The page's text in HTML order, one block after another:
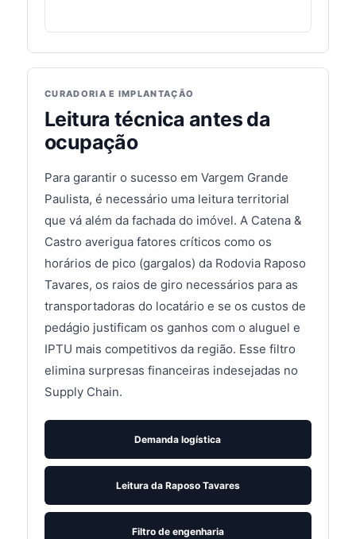
CURADORIA E IMPLANTAÇÃO
Leitura técnica antes da
ocupação
Para garantir o sucesso em Vargem Grande
Paulista, é necessário uma leitura territorial
que vá além da fachada do imóvel. A Catena &
Castro averigua fatores críticos como os
horários de pico (gargalos) da Rodovia Raposo
Tavares, os raios de giro necessários para as
transportadoras do locatário e se os custos de
pedágio justificam os ganhos com o aluguel e
IPTU mais competitivos da região. Esse filtro
elimina surpresas financeiras indesejadas no
Supply Chain.
Demanda logística
Leitura da Raposo Tavares
Filtro de engenharia